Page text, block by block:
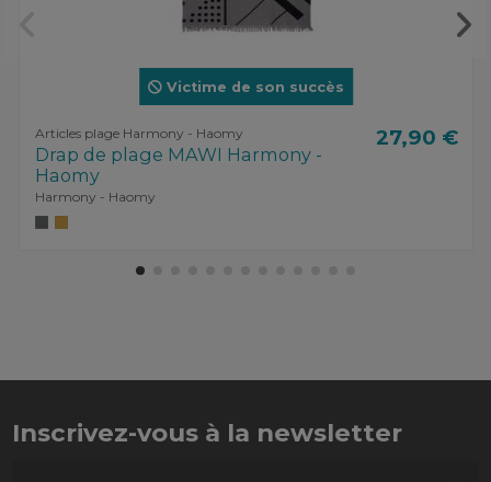
Victime de son succès
Articles plage Harmony - Haomy
Drap de plage MAWI Harmony -
Haomy
Harmony - Haomy
27,90 €
Inscrivez-vous à la newsletter